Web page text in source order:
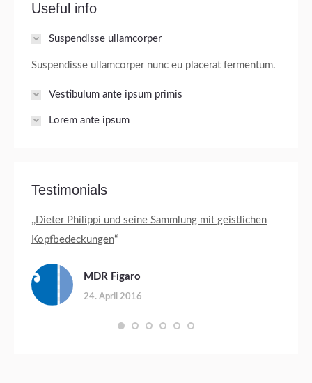
Useful info
Suspendisse ullamcorper
Suspendisse ullamcorper nunc eu placerat fermentum.
Vestibulum ante ipsum primis
Lorem ante ipsum
Testimonials
,,Dieter Philippi und seine Sammlung mit geistlichen
Kopfbedeckungen“
MDR Figaro
24. April 2016